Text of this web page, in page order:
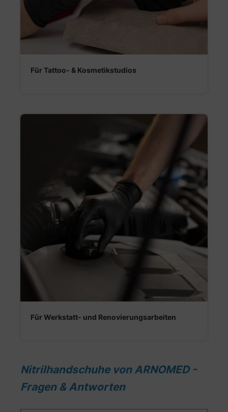
Für Tattoo- & Kosmetikstudios
Für Werkstatt- und Renovierungsarbeiten
Nitrilhandschuhe von ARNOMED -
Fragen & Antworten